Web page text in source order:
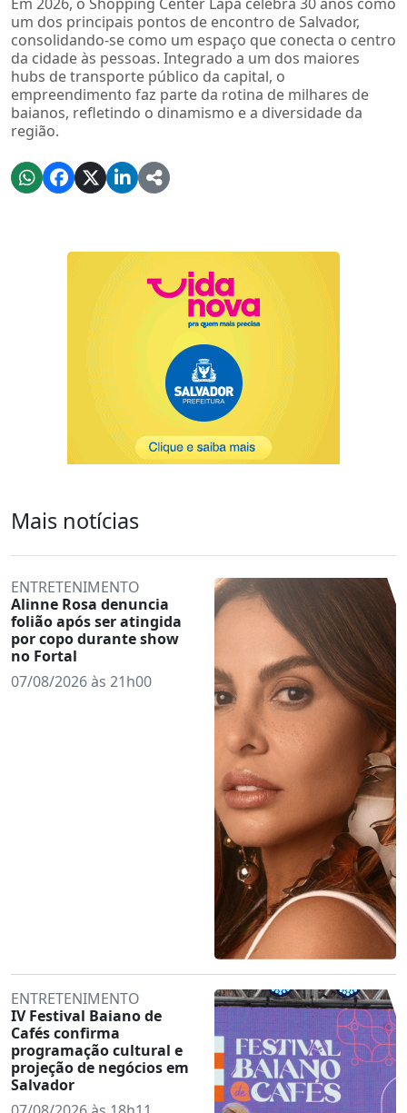
um dos principais pontos de encontro de Salvador,
consolidando-se como um espaço que conecta o centro
da cidade às pessoas. Integrado a um dos maiores
hubs de transporte público da capital, o
empreendimento faz parte da rotina de milhares de
baianos, refletindo o dinamismo e a diversidade da
região.
Mais notícias
ENTRETENIMENTO
Alinne Rosa denuncia
folião após ser atingida
por copo durante show
no Fortal
07/08/2026 às 21h00
ENTRETENIMENTO
IV Festival Baiano de
Cafés confirma
programação cultural e
projeção de negócios em
Salvador